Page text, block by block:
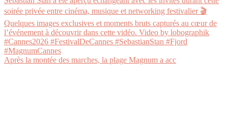
Après la montée des marches, la plage Magnum a acc